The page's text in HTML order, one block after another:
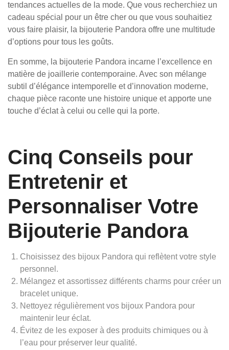
tendances actuelles de la mode. Que vous recherchiez un
cadeau spécial pour un être cher ou que vous souhaitiez
vous faire plaisir, la bijouterie Pandora offre une multitude
d’options pour tous les goûts.
En somme, la bijouterie Pandora incarne l’excellence en
matière de joaillerie contemporaine. Avec son mélange
subtil d’élégance intemporelle et d’innovation moderne,
chaque pièce raconte une histoire unique et apporte une
touche d’éclat à celui ou celle qui la porte.
Cinq Conseils pour
Entretenir et
Personnaliser Votre
Bijouterie Pandora
Choisissez des bijoux Pandora qui reflètent votre style
personnel.
Mélangez et assortissez différents charms pour créer un
bracelet unique.
Nettoyez régulièrement vos bijoux Pandora pour
maintenir leur éclat.
Évitez de les exposer à des produits chimiques ou à
l’eau pour préserver leur qualité.